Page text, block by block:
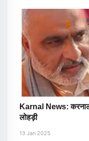
Karnal News: करनाल
लोहड़ी
13 Jan 2025